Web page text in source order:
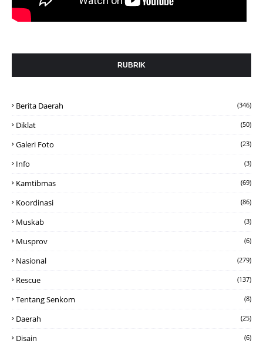
RUBRIK
Berita Daerah (346)
Diklat (50)
Galeri Foto (23)
Info (3)
Kamtibmas (69)
Koordinasi (86)
Muskab (3)
Musprov (6)
Nasional (279)
Rescue (137)
Tentang Senkom (8)
Daerah (25)
Disain (6)